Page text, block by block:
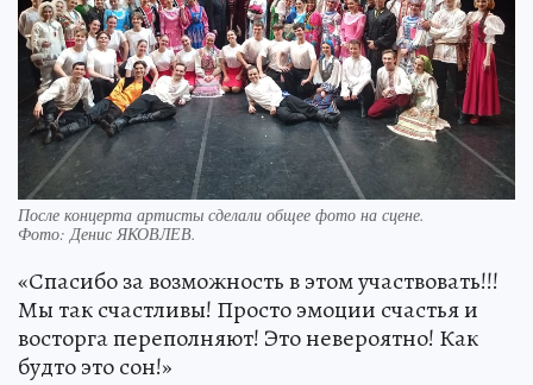
После концерта артисты сделали общее фото на сцене.
Фото:Денис ЯКОВЛЕВ.
«Спасибо за возможность в этом участвовать!!!
Мы так счастливы! Просто эмоции счастья и
восторга переполняют! Это невероятно! Как
будто это сон!»